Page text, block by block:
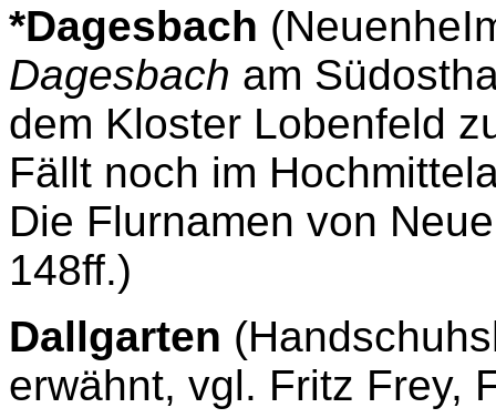
*Dagesbach
Dagesbach am
dem Kloster Lobenfeld
Fällt noch im
Die Flurnamen von
148ff.)
Dallgarten
erwähnt, vgl. Fritz Frey,